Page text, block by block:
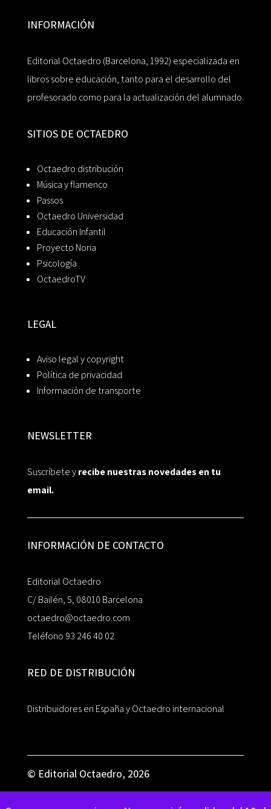
INFORMACIÓN
Editorial Octaedro (Barcelona, 1992) especializada en
libros sobre educación, tanto para el desarrollo del
profesorado como para la actualización del alumnado.
SITIOS DE OCTAEDRO
Octaedro distribución
Música y flamenco
Passos
Octaedro Universidad
Educación Infantil
Proyecto Noria
Psicología
OctaedroTV
LEGAL
Aviso legal y copyright
Política de privacidad
Información de transporte
NEWSLETTER
Suscríbete yrecibe nuestras novedades en tu
email.
INFORMACIÓN DE CONTACTO
Editorial Octaedro
C/ Bailén, 5, 08010 Barcelona
octaedro@octaedro.com
Teléfono 93 246 40 02
RED DE DISTRIBUCIÓN
Distribuidores en España y Octaedro internacional
© Editorial Octaedro, 2026